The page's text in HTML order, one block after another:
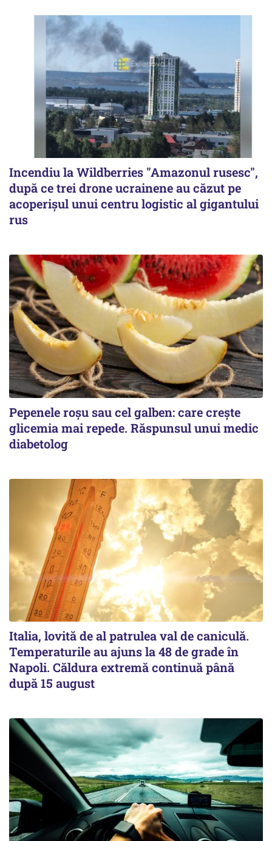
Incendiu la Wildberries "Amazonul rusesc",
după ce trei drone ucrainene au căzut pe
acoperişul unui centru logistic al gigantului
rus
Pepenele roșu sau cel galben: care crește
glicemia mai repede. Răspunsul unui medic
diabetolog
Italia, lovită de al patrulea val de caniculă.
Temperaturile au ajuns la 48 de grade în
Napoli. Căldura extremă continuă până
după 15 august